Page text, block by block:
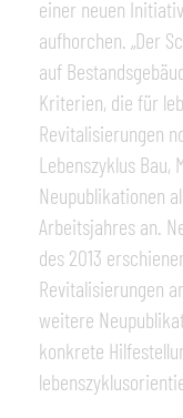
einer neuen
aufhorchen. „Der
auf
Kriterien, die für
Revitalisierungen
Lebenszyklus Bau,
Neupublikationen
Arbeitsjahres an.
des 2013
Revitalisierungen
weitere
konkrete